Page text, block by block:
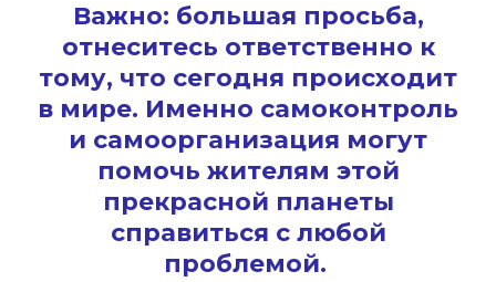
Важно: большая просьба,
отнеситесь ответственно к
тому, что сегодня происходит
в мире. Именно самоконтроль
и самоорганизация могут
помочь жителям этой
прекрасной планеты
справиться с любой
проблемой.